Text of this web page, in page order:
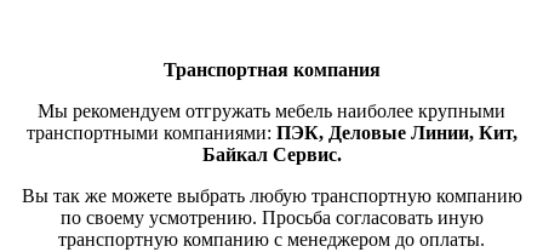
Транспортная компания
Мы рекомендуем отгружать мебель наиболее крупными
транспортными компаниями: ПЭК, Деловые Линии, Кит,
Байкал Сервис.
Вы так же можете выбрать любую транспортную компанию
по своему усмотрению. Просьба согласовать иную
транспортную компанию с менеджером до оплаты.